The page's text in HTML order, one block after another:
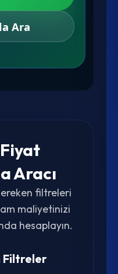
Ara
Fiyat
Aracı
filtreleri
maliyetinizi
hesaplayın.
Filtreler